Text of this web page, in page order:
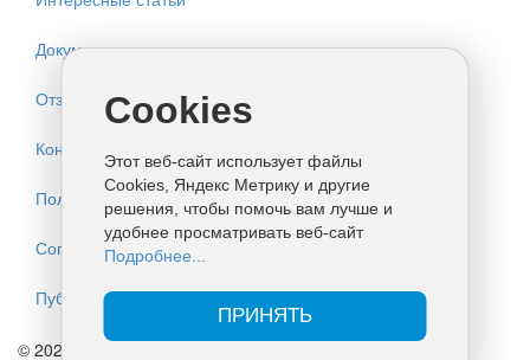
Документация
Отзывы
Контакты
Политика конфиденциальности
Согласие на обработку персональных данных
Публичная оферта
Cookies
Этот веб-сайт использует файлы
Cookies, Яндекс Метрику и другие
решения, чтобы помочь вам лучше и
удобнее просматривать веб-сайт
Подробнее...
ПРИНЯТЬ
© 2026 ИП КУЛАКОВ. Все права защищены